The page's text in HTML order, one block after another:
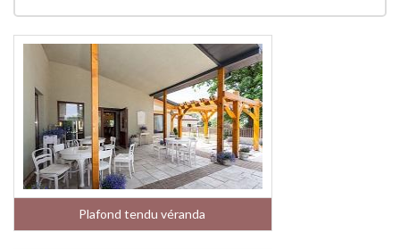
Plafond tendu véranda